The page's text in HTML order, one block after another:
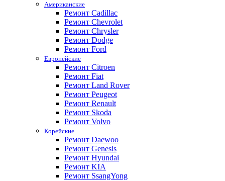
Американские
Ремонт Cadillac
Ремонт Chevrolet
Ремонт Chrysler
Ремонт Dodge
Ремонт Ford
Европейские
Ремонт Citroen
Ремонт Fiat
Ремонт Land Rover
Ремонт Peugeot
Ремонт Renault
Ремонт Skoda
Ремонт Volvo
Корейские
Ремонт Daewoo
Ремонт Genesis
Ремонт Hyundai
Ремонт KIA
Ремонт SsangYong